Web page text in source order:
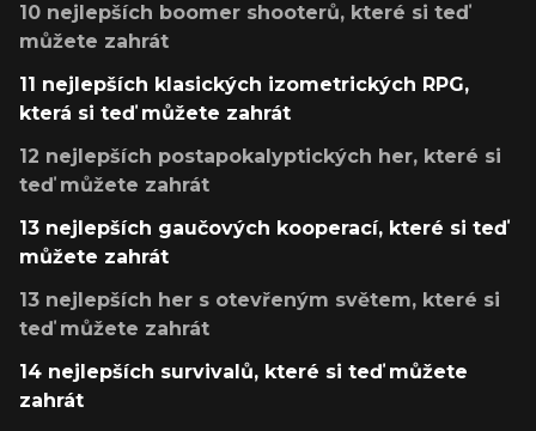
10 nejlepších boomer shooterů, které si teď
můžete zahrát
11 nejlepších klasických izometrických RPG,
která si teď můžete zahrát
12 nejlepších postapokalyptických her, které si
teď můžete zahrát
13 nejlepších gaučových kooperací, které si teď
můžete zahrát
13 nejlepších her s otevřeným světem, které si
teď můžete zahrát
14 nejlepších survivalů, které si teď můžete
zahrát